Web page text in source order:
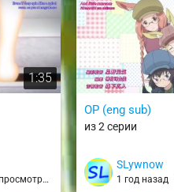
1:35
OP (eng sub)
из 2 серии
SLywnow
1 год назад